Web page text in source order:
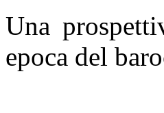
Una
epoca del